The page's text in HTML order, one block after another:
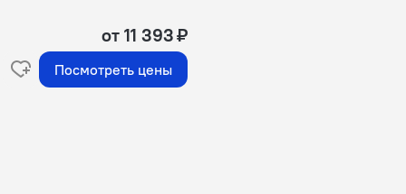
от 11 393 ₽
Посмотреть цены